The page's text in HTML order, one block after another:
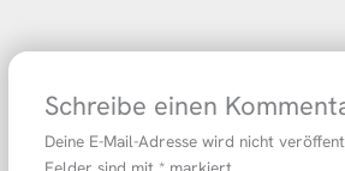
Schreibe einen
Deine E-Mail-Adresse wird nicht